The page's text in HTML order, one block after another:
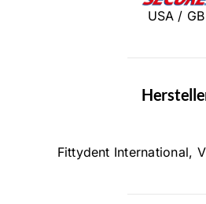
USA / GB
Fittydent International,